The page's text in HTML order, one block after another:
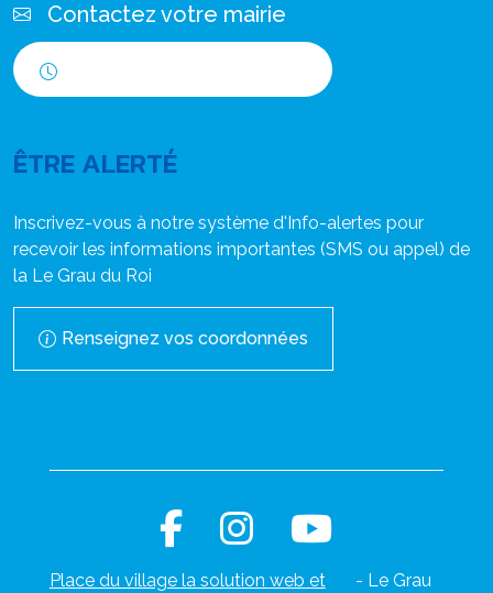
Contactez votre mairie
ÊTRE ALERTÉ
Inscrivez-vous à notre système d'Info-alertes pour
recevoir les informations importantes (SMS ou appel) de
la Le Grau du Roi
Renseignez vos coordonnées
Place du village la solution web et
- Le Grau